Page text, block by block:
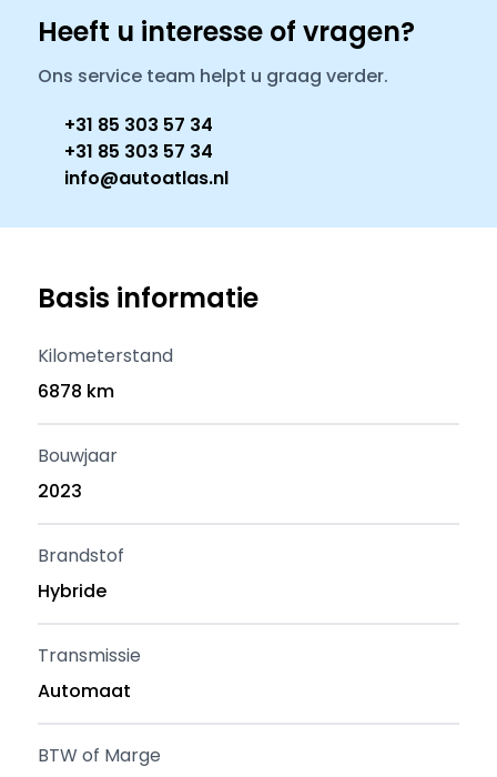
Heeft u interesse of vragen?
Ons service team helpt u graag verder.
+31 85 303 57 34
+31 85 303 57 34
info@autoatlas.nl
Basis informatie
Kilometerstand
6878 km
Bouwjaar
2023
Brandstof
Hybride
Transmissie
Automaat
BTW of Marge